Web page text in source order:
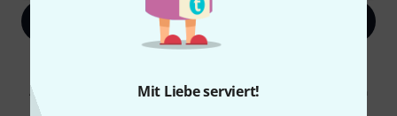
Mit Liebe serviert!
Jetzt anmelden
Abmeldung ist jederzeit möglich. Weitere Informationen finden Sie in